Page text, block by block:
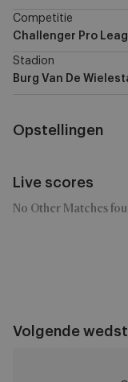
Competitie
Challenger Pro
Stadion
Burg Van De
Opstellingen
Live scores
No Other Matches
Volgende